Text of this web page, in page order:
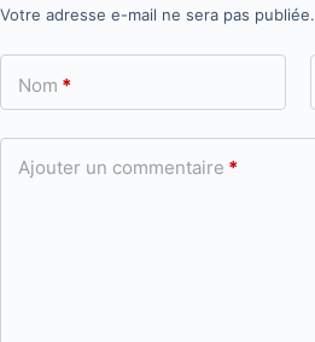
Votre adresse e-mail ne sera pas publiée.
Nom *
Ajouter un commentaire *